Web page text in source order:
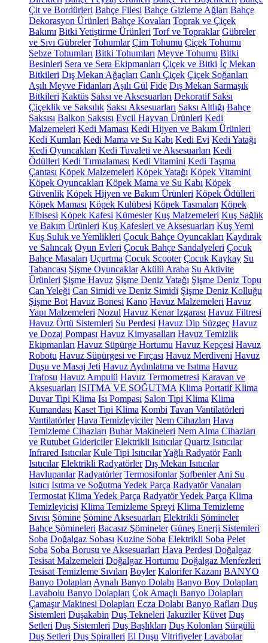
Çit ve Bordürleri Bahçe Filesi Bahçe Gizleme Ağları Bahçe
Dekorasyon Ürünleri Bahçe Kovaları Toprak ve Çiçek
Bakımı Bitki Yetiştirme Ürünleri Torf ve Topraklar Gübreler
ve Sıvı Gübreler Tohumlar Çim Tohumu Çiçek Tohumu
Sebze Tohumları Bitki Tohumları Meyve Tohumu Bitki
Besinleri Sera ve Sera Ekipmanları Çiçek ve Bitki İç Mekan
Bitkileri Dış Mekan Ağaçları Canlı Çiçek Çiçek Soğanları
Aşılı Meyve Fidanları Aşılı Gül Fide Dış Mekan Sarmaşık
Bitkileri Kaktüs Saksı ve Aksesuarları Dekoratif Saksı
Çiçeklik ve Saksılık Saksı Aksesuarları Saksı Altlığı Bahçe
Saksısı Balkon Saksısı Evcil Hayvan Ürünleri Kedi
Malzemeleri Kedi Maması Kedi Hijyen ve Bakım Ürünleri
Kedi Kumları Kedi Mama ve Su Kabı Kedi Evi Kedi Yatağı
Kedi Oyuncakları Kedi Tuvaleti ve Aksesuarları Kedi
Ödülleri Kedi Tırmalaması Kedi Vitamini Kedi Taşıma
Çantası Köpek Malzemeleri Köpek Yatağı Köpek Vitamini
Köpek Oyuncakları Köpek Mama ve Su Kabı Köpek
Güvenlik Köpek Hijyen ve Bakım Ürünleri Köpek Ödülleri
Köpek Maması Köpek Kulübesi Köpek Tasmaları Köpek
Elbisesi Köpek Kafesi Kümesler Kuş Malzemeleri Kuş Sağlık
ve Bakım Ürünleri Kuş Kafesleri ve Aksesuarları Kuş Yemi
Kuş Suluk ve Yemlikleri Çocuk Bahçe Oyuncakları Kaydırak
ve Salıncak Oyun Evleri Çocuk Bahçe Sandalyeleri Çocuk
Bahçe Masaları Uçurtma Çocuk Scooter Çocuk Kaykay Su
Tabancası Şişme Oyuncaklar Akülü Araba Su Aktivite
Ürünleri Şişme Havuz Şişme Deniz Yatağı Şişme Deniz Topu
Can Yeleği Can Simidi ve Deniz Simidi Şişme Deniz Kolluğu
Şişme Bot Havuz Bonesi Kano Havuz Malzemeleri Havuz
Yapı Malzemeleri Nozul Havuz Kenar Izgarası Havuz Filtresi
Havuz Örtü Sistemleri Su Perdesi Havuz Dip Süzgeç Havuz
ve Dozaj Pompası Havuz Kimyasalları Havuz Temizlik
Ekipmanları Havuz Süpürge Hortumu Havuz Kepçesi Havuz
Robotu Havuz Süpürgesi ve Fırçası Havuz Merdiveni Havuz
Duşu ve Masaj Jeti Havuz Aydınlatma ve Isıtma Havuz
Trafosu Havuz Ampulü Havuz Termometresi Karavan ve
Aksesuarları ISITMA VE SOĞUTMA Klima Portatif Klima
Duvar Tipi Klima Isı Pompası Salon Tipi Klima Klima
Kumandası Kaset Tipi Klima Kombi Tavan Vantilatörleri
Vantilatörler Hava Temizleyiciler Nem Cihazları Hava
Temizleme Cihazları Buhar Makineleri Nem Alma Cihazları
ve Rutubet Gidericiler Elektrikli Isıtıcılar Quartz Isıtıcılar
Infrared Isıtıcılar Kule Tipi IsıtıcılarYağlı Radyatör Fanlı
Isıtıcılar Elektrikli Radyatörler Dış Mekan Isıtıcılar
Havlupanlar Radyatörler Termosifonlar Şofbenler Ani Su
Isıtıcı Isıtma ve Soğutma Yedek Parça Radyatör Vanaları
Termostat Klima Yedek Parça Radyatör Yedek Parça Klima
Temizleyicisi Klima Temizleme Spreyi Klima Temizleme
Sıvısı Şömine Şömine Aksesuarları Elektrikli Şömineler
Bahçe Şömineleri Bacasız Şömineler Güneş Enerji Sistemleri
Soba Doğalgaz Sobası Kuzine Soba Elektrikli Soba Pelet
Soba Soba Borusu ve Aksesuarları Hava Perdesi Doğalgaz
Tesisat Malzemeleri Doğalgaz Hortumu Doğalgaz Menfezleri
Tesisat Temizleme Sıvıları Boyler Kalorifer Kazanı BANYO
Banyo Dolapları Aynalı Banyo Dolabı Banyo Boy Dolapları
Lavabolu Banyo Dolapları Çok Amaçlı Banyo Dolapları
Çamaşır Makinesi Dolapları Ecza Dolabı Banyo Rafları Duş
Sistemleri Duşakabin Duş Tekneleri Jakuziler Küvet Duş
Setleri Duş Sistemleri Duş Başlıkları Duş Kolonları Sürgülü
Duş Setleri Duş Spiralleri El Duşu Vitrifiyeler Lavabolar